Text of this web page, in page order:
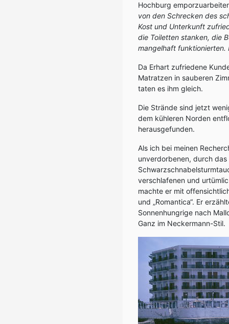
Hochburg
von den Schrecken des
Kost und Unterkunft
die Toiletten stanken, die
mangelhaft funktionierten.
Da Erhart zufriedene
Matratzen in sauberen
taten es ihm gleich.
Die Strände sind jetzt
dem kühleren Norden
herausgefunden.
Als ich bei meinen
unverdorbenen, durch
verschlafenen und
machte er mit
und „Romantica“. Er
Sonnenhungrige nach
Ganz im Neckermann-Stil.